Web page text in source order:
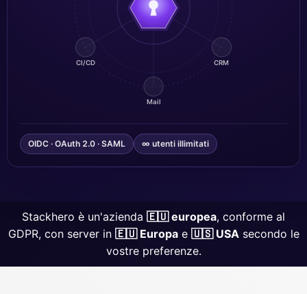
GitLab
GitLab Runner
Grafana
Graylog
CRM
Mail
CI/CD
OIDC · OAuth 2.0 · SAML ∞ utenti illimitati
Stackhero è un'azienda 🇪🇺 europea, conforme al
GDPR, con server in 🇪🇺 Europae 🇺🇸 USAsecondo le
vostre preferenze.